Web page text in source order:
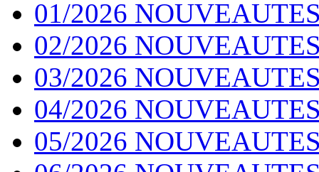
01/2026
02/2026
03/2026
04/2026
05/2026